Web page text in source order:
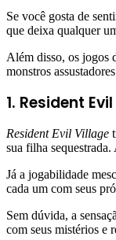
Se você gosta de
que deixa qualquer
Além disso, os jogos
monstros
1. Resident
Resident Evil Village
sua filha
Já a jogabilidade
cada um com seus
Sem dúvida, a
com seus mistérios e